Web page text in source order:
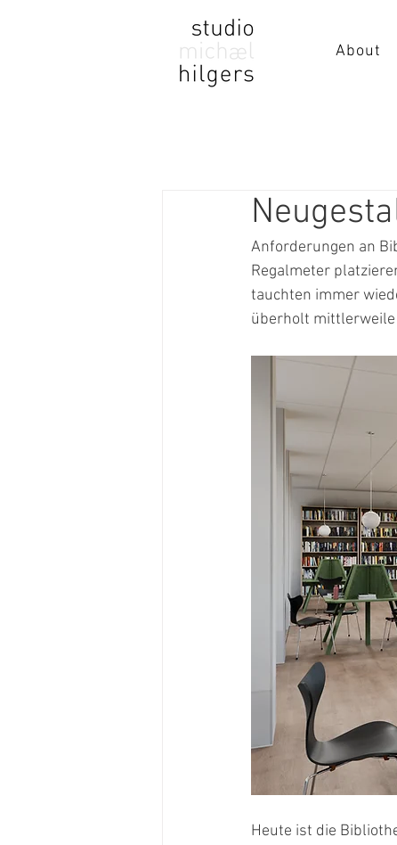
About
Anforderungen an
Regalmeter
tauchten immer
überholt
Heute ist die